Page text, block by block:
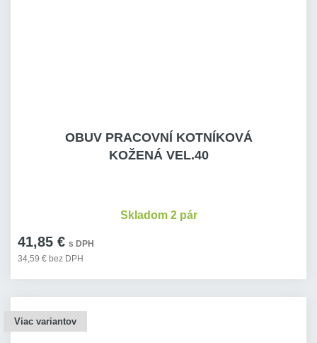
OBUV PRACOVNÍ KOTNÍKOVÁ
KOŽENÁ VEL.40
41,85 € s DPH
34,59 € bez DPH
Skladom 2 pár
Viac variantov